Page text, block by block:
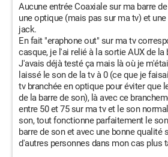
Aucune entrée Coaxiale sur ma barre
une optique (mais pas sur ma tv) et
jack.
En fait "eraphone out" sur ma tv
casque, je l'ai relié à la sortie AUX de la
J'avais déjà testé ça mais là où je
laissé le son de la tv à 0 (ce que je
tv branchée en optique pour éviter que
de la barre de son), là avec ce
entre 50 et 75 sur ma tv et le son
son, tout fonctionne parfaitement le
barre de son et avec une bonne qualité
d'autres personnes dans mon cas plus